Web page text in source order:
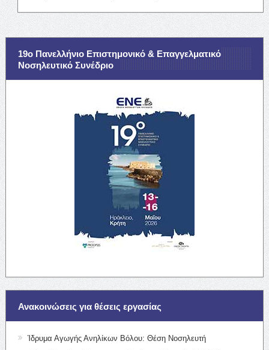
19ο Πανελλήνιο Επιστημονικό & Επαγγελματικό
Νοσηλευτικό Συνέδριο
Ανακοινώσεις για θέσεις εργασίας
Ίδρυμα Αγωγής Ανηλίκων Βόλου: Θέση Νοσηλευτή